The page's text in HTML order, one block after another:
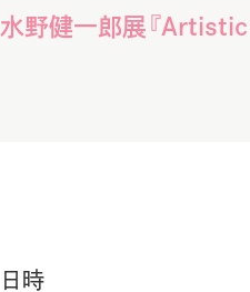
水野健一郎展『
日時